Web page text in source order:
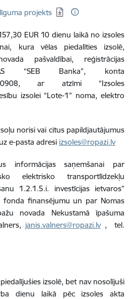
projekts
EUR 10 dienu laikā no izsoles
kura vēlas piedalīties izsolē,
pašvaldībai, reģistrācijas
“SEB Banka”, konta
ar atzīmi “Izsoles
izsolei “Lote-1” noma, elektro
norisi vai citus papildjautājumus
e-pasta adresi izsoles@ropazi.lv
informācijas saņemšanai par
elektrisko transportlīdzekļu
1.2.1.5.i. investīcijas ietvaros”
fonda finansējumu un par Nomas
novada Nekustamā īpašuma
janis.valners@ropazi.lv, tel.
izsolē, bet nav nosolījuši
dienu laikā pēc izsoles akta